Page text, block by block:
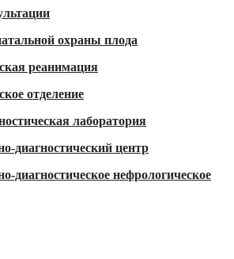
охраны плода
реанимация
отделение
лаборатория
диагностический центр
диагностическое нефрологическое